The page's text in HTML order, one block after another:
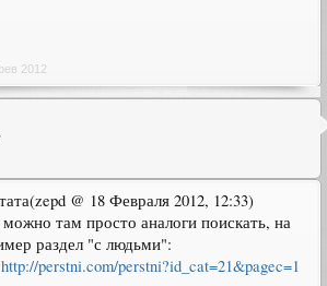
2012
@ 18 Февраля 2012, 12:33)
там просто аналоги поискать, на
раздел "с людьми":
http://perstni.com/perstni?id_cat=21&pagec=1